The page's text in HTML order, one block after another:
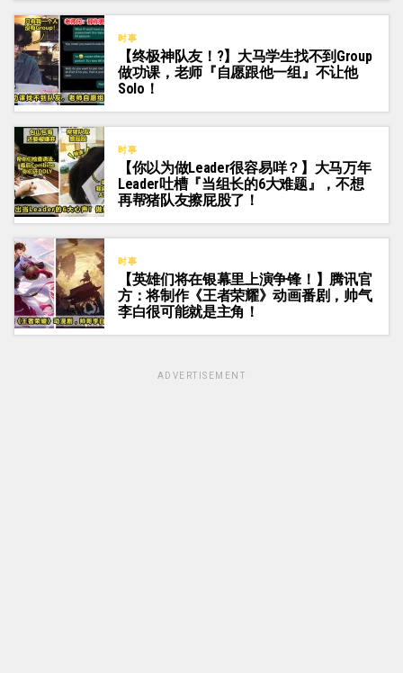
时事
【终极神队友！?】大马学生找不到Group
做功课，老师『自愿跟他一组』不让他
Solo！
时事
【你以为做Leader很容易咩？】大马万年
Leader吐槽『当组长的6大难题』，不想
再帮猪队友擦屁股了！
时事
【英雄们将在银幕里上演争锋！】腾讯官
方：将制作《王者荣耀》动画番剧，帅气
李白很可能就是主角！
ADVERTISEMENT